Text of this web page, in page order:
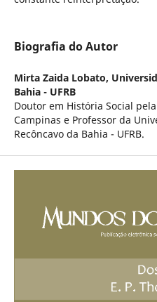
Biografia do Autor
Mirta Zaida Lobato,
Bahia - UFRB
Doutor em História Social
Campinas e Professor da
Recôncavo da Bahia - UFRB.